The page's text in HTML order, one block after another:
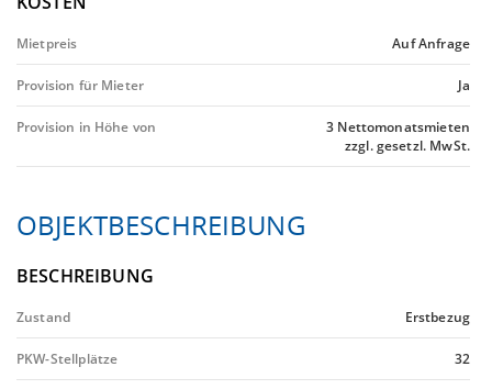
Mietpreis Auf Anfrage
Provision für Mieter Ja
Provision in Höhe von
3 Nettomonatsmieten
zzgl. gesetzl. MwSt.
OBJEKTBESCHREIBUNG
BESCHREIBUNG
Zustand Erstbezug
PKW-Stellplätze 32